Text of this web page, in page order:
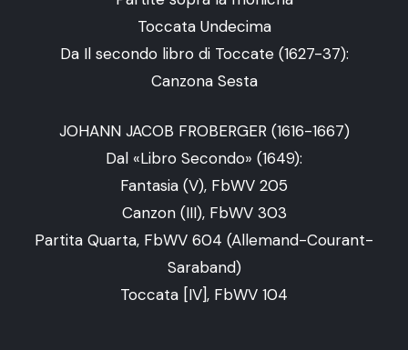
Toccata Undecima
Da Il secondo libro di Toccate (1627-37):
Canzona Sesta
JOHANN JACOB FROBERGER (1616-1667)
Dal «Libro Secondo» (1649):
Fantasia (V), FbWV 205
Canzon (III), FbWV 303
Partita Quarta, FbWV 604 (Allemand-Courant-
Saraband)
Toccata [IV], FbWV 104